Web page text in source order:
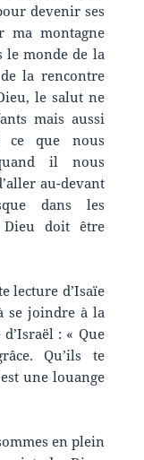
devenir ses
ma montagne
le monde de la
la rencontre
le salut ne
mais aussi
ce que nous
il nous
au-devant
dans les
doit être
lecture d’Isaïe
se joindre à la
: « Que
Qu’ils te
une louange
en plein